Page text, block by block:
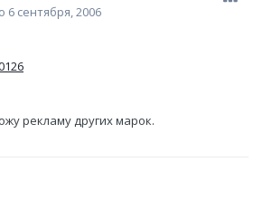
6 сентября, 2006
рекламу других марок.